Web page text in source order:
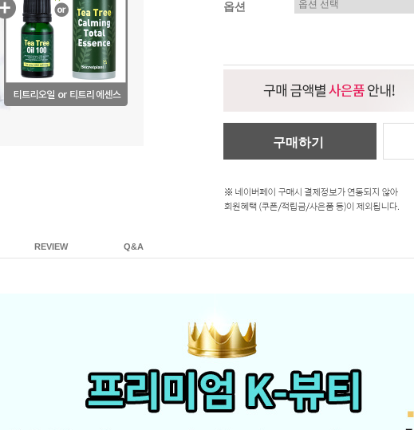
옵션
구매하기
REVIEW Q&A